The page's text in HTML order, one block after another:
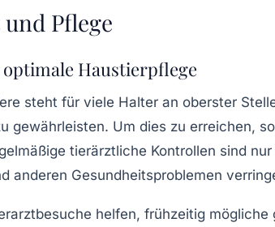
Pflege
Haustierpflege
steht für viele Halter an oberster
gewährleisten. Um dies zu erreichen,
tierärztliche Kontrollen sind
anderen Gesundheitsproblemen
helfen, frühzeitig mögliche